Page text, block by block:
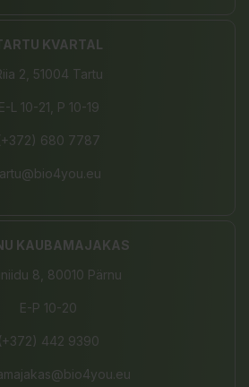
KVARTAL
2, 51004 Tartu
E-L 10-21, P 10-19
680 7787
KAUBAMAJAKAS
8, 80010 Pärnu
E-P 10-20
(+372) 442 9390